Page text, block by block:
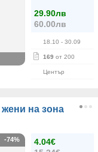
29.90лв
60.00лв
18.10 - 30.09
169 от 200
Център
на зона
4.04€
-74%